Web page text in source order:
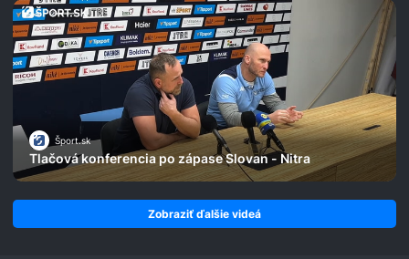
Šport.sk
Tlačová konferencia po zápase Slovan - Nitra
Zobraziť ďalšie videá